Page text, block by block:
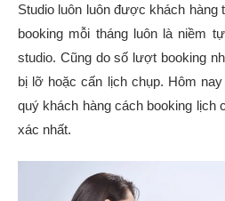
Studio luôn luôn được khách
booking mỗi tháng luôn là niềm
studio. Cũng do số lượt booking
bị lỡ hoặc cấn lịch chụp. Hôm
quý khách hàng cách booking lịch
xác nhất.